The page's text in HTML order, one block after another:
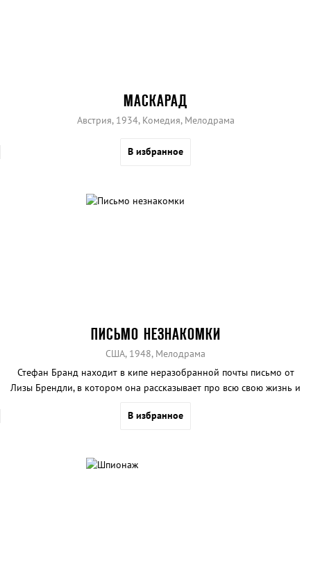
МАСКАРАД
Австрия, 1934, Комедия, Мелодрама
В избранное
ПИСЬМО НЕЗНАКОМКИ
США, 1948, Мелодрама
Стефан Бранд находит в кипе неразобранной почты письмо от
Лизы Брендли, в котором она рассказывает про всю свою жизнь и
В избранное